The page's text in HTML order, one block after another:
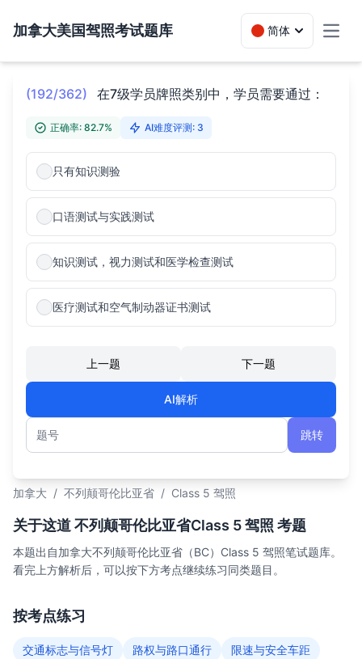
加拿大美国驾照考试题库 简体
(192/362) 在7级学员牌照类别中，学员需要通过：
正确率: 82.7% AI难度评测: 3
只有知识测验
口语测试与实践测试
知识测试，视力测试和医学检查测试
医疗测试和空气制动器证书测试
上一题 下一题
AI解析
题号
跳转
加拿大 / 不列颠哥伦比亚省 / Class 5 驾照
关于这道 不列颠哥伦比亚省Class 5 驾照 考题
本题出自加拿大不列颠哥伦比亚省（BC）Class 5 驾照笔试题库。
看完上方解析后，可以按下方考点继续练习同类题目。
按考点练习
交通标志与信号灯 路权与路口通行
限速与安全车距